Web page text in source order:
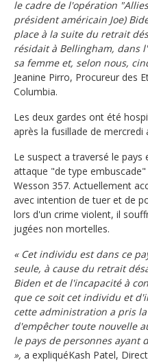
le cadre de l'opération
président américain Joe)
place à la suite du retrait
résidait à Bellingham, dans
sa femme et, selon nous,
Jeanine Pirro, Procureur des
Columbia.
Les deux gardes ont été
après la fusillade de mercredi
Le suspect a traversé le
attaque "de type
Wesson 357. Actuellement
avec intention de tuer et de
lors d'un crime violent, il
jugées non mortelles.
« Cet individu est dans ce
seule, à cause du retrait
Biden et de l'incapacité à
que ce soit cet individu et
cette administration a pris
d'empêcher toute nouvelle
le pays de personnes ayant
», a expliquéKash Patel,